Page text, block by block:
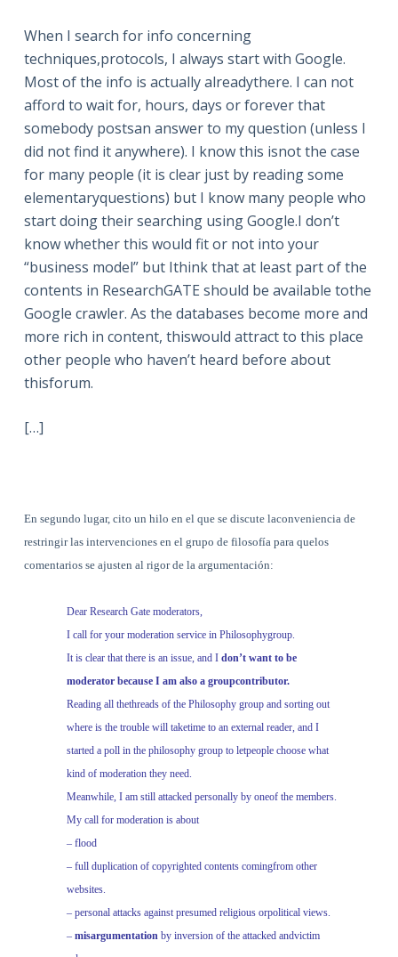
When I search for info concerning
techniques,protocols, I always start with Google.
Most of the info is actually alreadythere. I can not
afford to wait for, hours, days or forever that
somebody postsan answer to my question (unless I
did not find it anywhere). I know this isnot the case
for many people (it is clear just by reading some
elementaryquestions) but I know many people who
start doing their searching using Google.I don’t
know whether this would fit or not into your
“business model” but Ithink that at least part of the
contents in ResearchGATE should be available tothe
Google crawler. As the databases become more and
more rich in content, thiswould attract to this place
other people who haven’t heard before about
thisforum.
[…]
En segundo lugar, cito un hilo en el que se discute laconveniencia de
restringir las intervenciones en el grupo de filosofía para quelos
comentarios se ajusten al rigor de la argumentación:
Dear Research Gate moderators,
I call for your moderation service in Philosophygroup.
It is clear that there is an issue, and I don’t want to be
moderator because I am also a groupcontributor.
Reading all thethreads of the Philosophy group and sorting out
where is the trouble will taketime to an external reader, and I
started a poll in the philosophy group to letpeople choose what
kind of moderation they need.
Meanwhile, I am still attacked personally by oneof the members.
My call for moderation is about
– flood
– full duplication of copyrighted contents comingfrom other
websites.
– personal attacks against presumed religious orpolitical views.
– misargumentationby inversion of the attacked andvictim